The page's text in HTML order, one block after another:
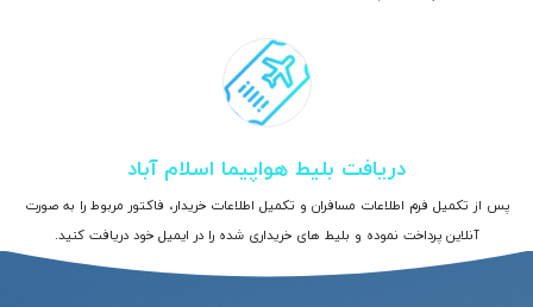
دریافت بلیط هواپیما اسلام آباد
پس از تکمیل فرم اطلاعات مسافران و تکمیل اطلاعات خریدار، فاکتور مربوط را به صورت
آنلاین پرداخت نموده و بلیط های خریداری شده را در ایمیل خود دریافت کنید.